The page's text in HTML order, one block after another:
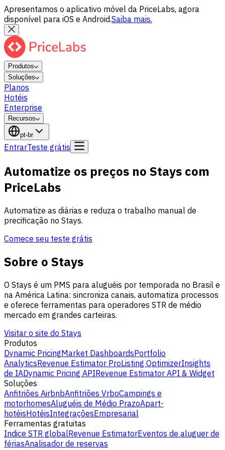
Apresentamos o aplicativo móvel da PriceLabs, agora
disponível para iOS e Android.Saiba mais.
Produtos
Soluções
Planos
Hotéis
Enterprise
Recursos
pt-br
EntrarTeste grátis
Automatize os preços no Stays com
PriceLabs
Automatize as diárias e reduza o trabalho manual de
precificação no Stays.
Comece seu teste grátis
Sobre o Stays
O Stays é um PMS para aluguéis por temporada no Brasil e
na América Latina: sincroniza canais, automatiza processos
e oferece ferramentas para operadores STR de médio
mercado em grandes carteiras.
Visitar o site do Stays
Produtos
Dynamic PricingMarket DashboardsPortfolio
AnalyticsRevenue Estimator ProListing OptimizerInsights
de IADynamic Pricing APIRevenue Estimator API & Widget
Soluções
Anfitriões AirbnbAnfitriões VrboCampings e
motorhomesAluguéis de Médio PrazoApart-
hotéisHotéisIntegraçõesEmpresarial
Ferramentas gratuitas
Indice STR globalRevenue EstimatorEventos de aluguer de
fériasAnalisador de reservas